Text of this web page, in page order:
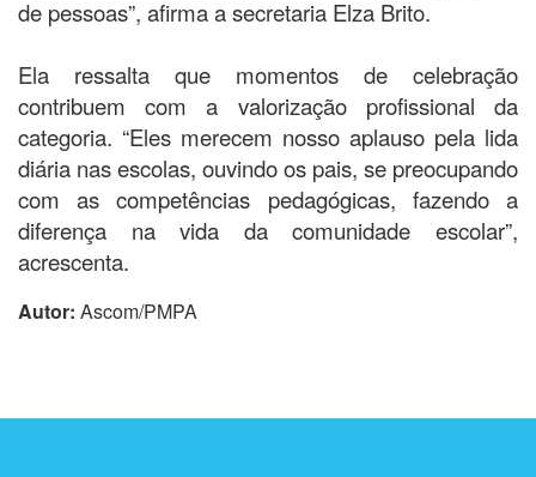
de pessoas”, afirma a secretaria Elza Brito.
Ela ressalta que momentos de celebração
contribuem com a valorização profissional da
categoria. “Eles merecem nosso aplauso pela lida
diária nas escolas, ouvindo os pais, se preocupando
com as competências pedagógicas, fazendo a
diferença na vida da comunidade escolar”,
acrescenta.
Autor: Ascom/PMPA